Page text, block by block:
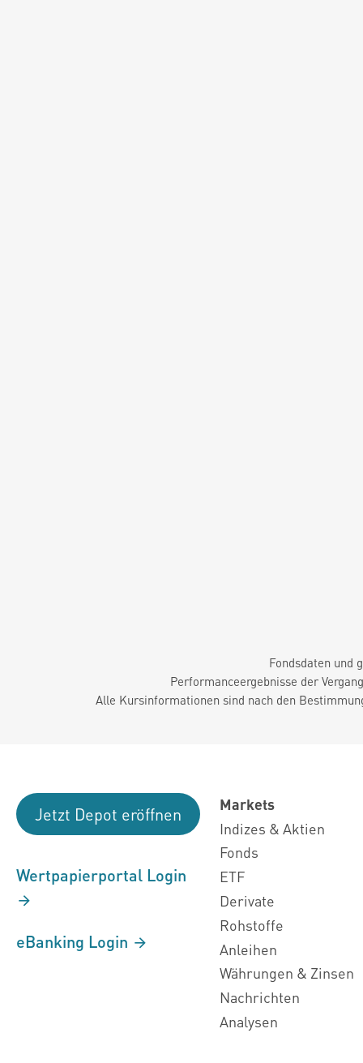
Fondsdaten und
Performanceergebnisse der
Alle Kursinformationen sind nach den
Jetzt Depot eröffnen
Wertpapierportal Login
eBanking Login
Markets
Indizes & Aktien
Fonds
ETF
Derivate
Rohstoffe
Anleihen
Währungen & Zinsen
Nachrichten
Analysen